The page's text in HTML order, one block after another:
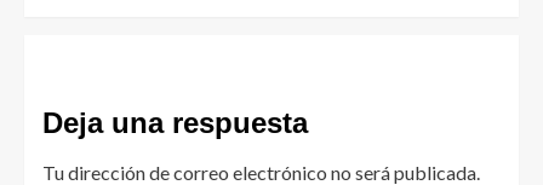
Deja una respuesta
Tu dirección de correo electrónico no será publicada.